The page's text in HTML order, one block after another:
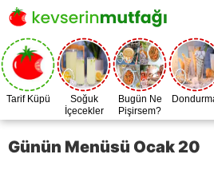
Tarif Küpü
Soğuk
İçecekler
Bugün Ne
Pişirsem?
Günün Menüsü Ocak 20